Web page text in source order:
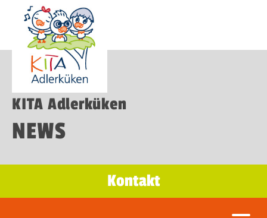
KITA Adlerküken
NEWS
Kontakt